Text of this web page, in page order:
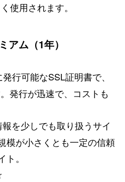
使用されます。
アム（1年）
行可能なSSL証明書で、
発行が迅速で、コストも
を少しでも取り扱うサイ
模が小さくとも一定の信頼
。